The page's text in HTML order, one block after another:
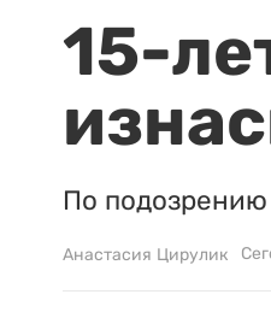
15-
По подозрению
Анастасия Цирулик